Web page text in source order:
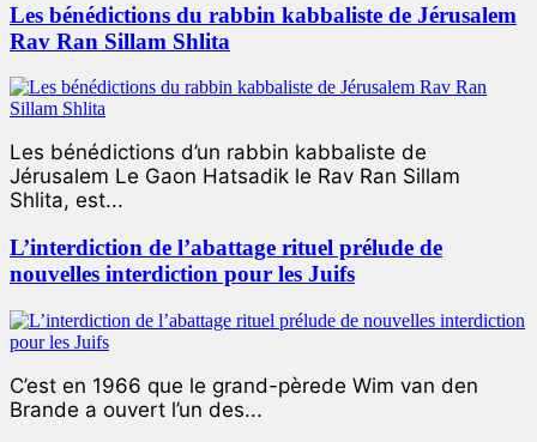
Les bénédictions du rabbin kabbaliste de Jérusalem
Rav Ran Sillam Shlita
Les bénédictions d’un rabbin kabbaliste de
Jérusalem Le Gaon Hatsadik le Rav Ran Sillam
Shlita, est...
L’interdiction de l’abattage rituel prélude de
nouvelles interdiction pour les Juifs
C’est en 1966 que le grand-pèrede Wim van den
Brande a ouvert l’un des...